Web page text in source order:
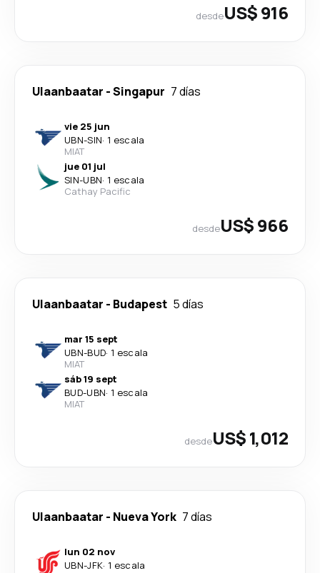
desdeUS$ 916
Ulaanbaatar -Singapur 7 días
vie 25 jun
UBN-SIN· 1 escala
MIAT
jue 01 jul
SIN-UBN· 1 escala
Cathay Pacific
desdeUS$ 966
Ulaanbaatar - Budapest 5 días
mar 15 sept
UBN-BUD· 1 escala
MIAT
sáb 19 sept
BUD-UBN· 1 escala
MIAT
desdeUS$ 1,012
Ulaanbaatar - Nueva York 7 días
lun 02 nov
UBN-JFK· 1 escala